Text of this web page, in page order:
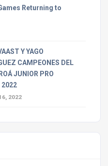
Returning to
Y YAGO
CAMPEONES DEL
JUNIOR PRO
2022
2022